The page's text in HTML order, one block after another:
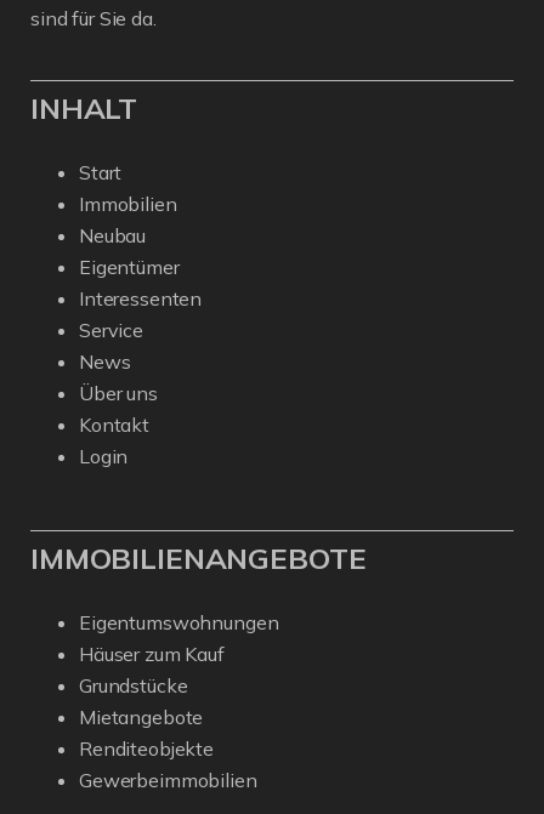
sind für Sie da.
INHALT
Start
Immobilien
Neubau
Eigentümer
Interessenten
Service
News
Über uns
Kontakt
Login
IMMOBILIENANGEBOTE
Eigentumswohnungen
Häuser zum Kauf
Grundstücke
Mietangebote
Renditeobjekte
Gewerbeimmobilien